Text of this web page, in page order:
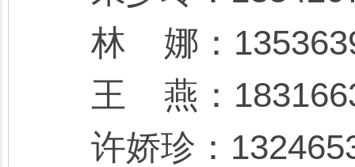
林 娜：
王 燕：
许娇珍：